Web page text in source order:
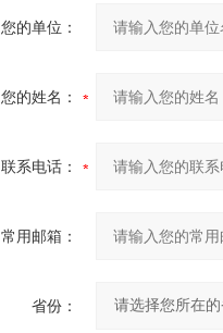
您的单位：
您的姓名：
联系电话：
常用邮箱：
省份：